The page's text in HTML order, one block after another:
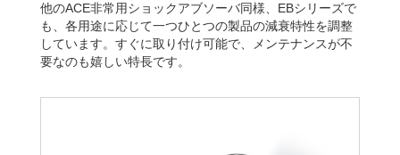
他のACE非常用ショックアブソーバ同様、EBシリーズで
も、各用途に応じて一つひとつの製品の減衰特性を調整
しています。すぐに取り付け可能で、メンテナンスが不
要なのも嬉しい特長です。